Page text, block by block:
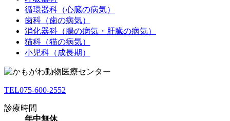
循環器科（心臓の病気）
歯科（歯の病気）
消化器科（腸の病気・肝臓の病気）
猫科（猫の病気）
小児科（成長期）
TEL075-600-2552
診療時間
年中無休